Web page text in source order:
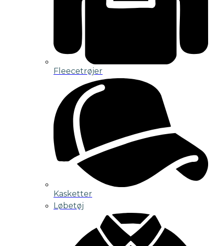
Fleecetrøjer
Kasketter
Løbetøj